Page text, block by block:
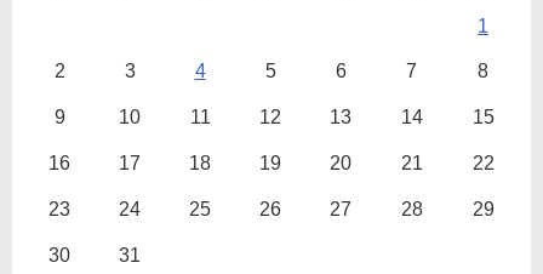
1
2 3 4 5 6 7 8
9 10 11 12 13 14 15
16 17 18 19 20 21 22
23 24 25 26 27 28 29
30 31